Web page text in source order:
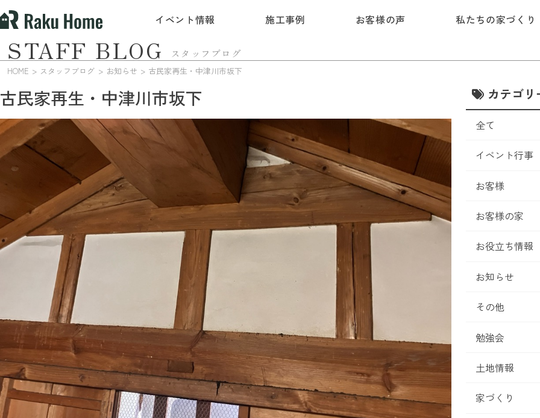
イベント情報 施工事例 お客様の声 私たちの家づくり
スタッフブログ
STAFF BLOG
HOME スタッフブログ お知らせ 古民家再生・中津川市坂下
古民家再生・中津川市坂下 カテゴリ
全て
イベント行事
お客様
お客様の家
お役立ち情報
お知らせ
その他
勉強会
土地情報
家づくり